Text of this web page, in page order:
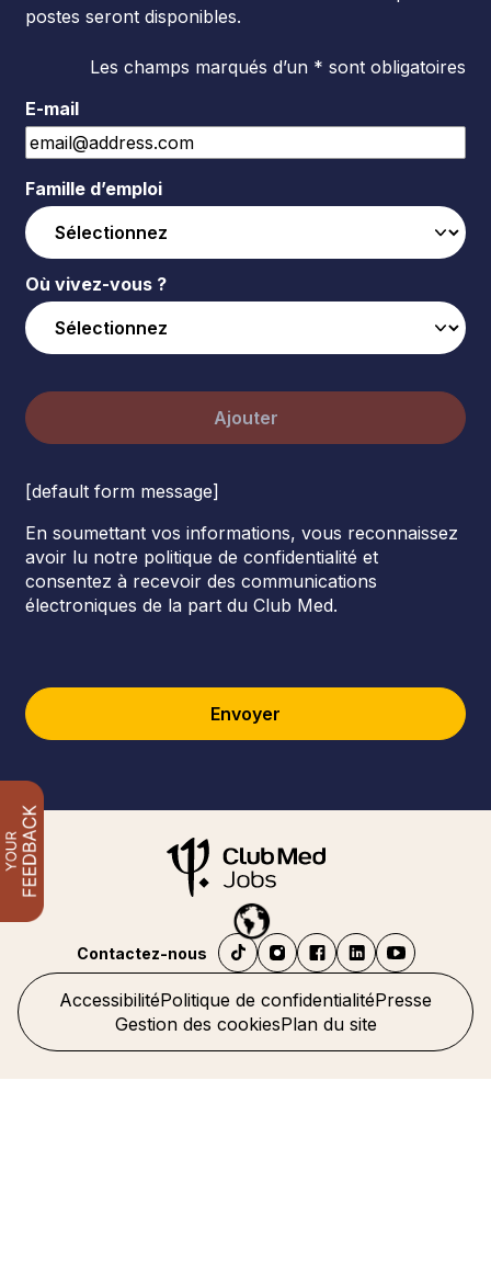
postes seront disponibles.
Les champs marqués d’un * sont obligatoires
E-mail
Famille d’emploi
Où vivez-vous ?
Ajouter
[default form message]
En soumettant vos informations, vous reconnaissez
avoir lu notre politique de confidentialité et
consentez à recevoir des communications
électroniques de la part du Club Med.
Envoyer
AccessibilitéPolitique de confidentialitéPresse
Gestion des cookiesPlan du site
Contactez-nous